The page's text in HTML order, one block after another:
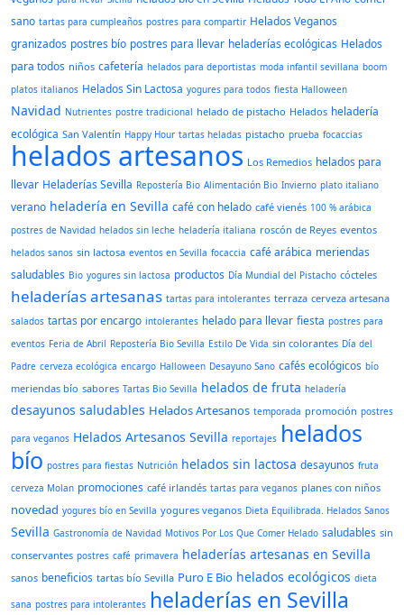
sano tartas para cumpleaños postres para compartir Helados Veganos
granizados postres bío postres para llevar heladerías ecológicas Helados
para todos niños cafetería helados para deportistas moda infantil sevillana boom
platos italianos Helados Sin Lactosa yogures para todos fiesta Halloween
Navidad Nutrientes postre tradicional helado de pistacho Helados heladería
ecológica San Valentín Happy Hour tartas heladas pistacho prueba focaccias
helados artesanos Los Remedios helados para
llevar Heladerías Sevilla Repostería Bio Alimentación Bio Invierno plato italiano
verano heladería en Sevilla café con helado café vienés 100 % arábica
postres de Navidad helados sin leche heladería italiana roscón de Reyes eventos
helados sanos sin lactosa eventos en Sevilla focaccia café arábica meriendas
saludables Bio yogures sin lactosa productos Día Mundial del Pistacho cócteles
heladerías artesanas tartas para intolerantes terraza cerveza artesana
salados tartas por encargo intolerantes helado para llevar fiesta postres para
eventos Feria de Abril Repostería Bio Sevilla Estilo De Vida sin colorantes Día del
Padre cerveza ecológica encargo Halloween Desayuno Sano cafés ecológicos bío
meriendas bío sabores Tartas Bio Sevilla helados de fruta heladería
desayunos saludables Helados Artesanos temporada promoción postres
para veganos Helados Artesanos Sevilla reportajes helados
bío postres para fiestas Nutrición helados sin lactosa desayunos fruta
cerveza Molan promociones café irlandés tartas para veganos planes con niños
novedad yogures bío en Sevilla yogures veganos Dieta Equilibrada. Helados Sanos
Sevilla Gastronomía de Navidad Motivos Por Los Que Comer Helado saludables sin
conservantes postres café primavera heladerías artesanas en Sevilla
sanos beneficios tartas bío Sevilla Puro E Bio helados ecológicos dieta
sana postres para intolerantes heladerías en Sevilla